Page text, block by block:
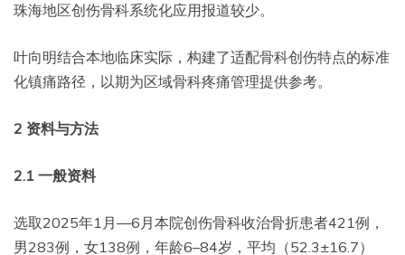
珠海地区创伤骨科系统化应用报道较少。
叶向明结合本地临床实际，构建了适配骨科创伤特点的标准
化镇痛路径，以期为区域骨科疼痛管理提供参考。
2 资料与方法
2.1 一般资料
选取2025年1月—6月本院创伤骨科收治骨折患者421例，
男283例，女138例，年龄6–84岁，平均（52.3±16.7）